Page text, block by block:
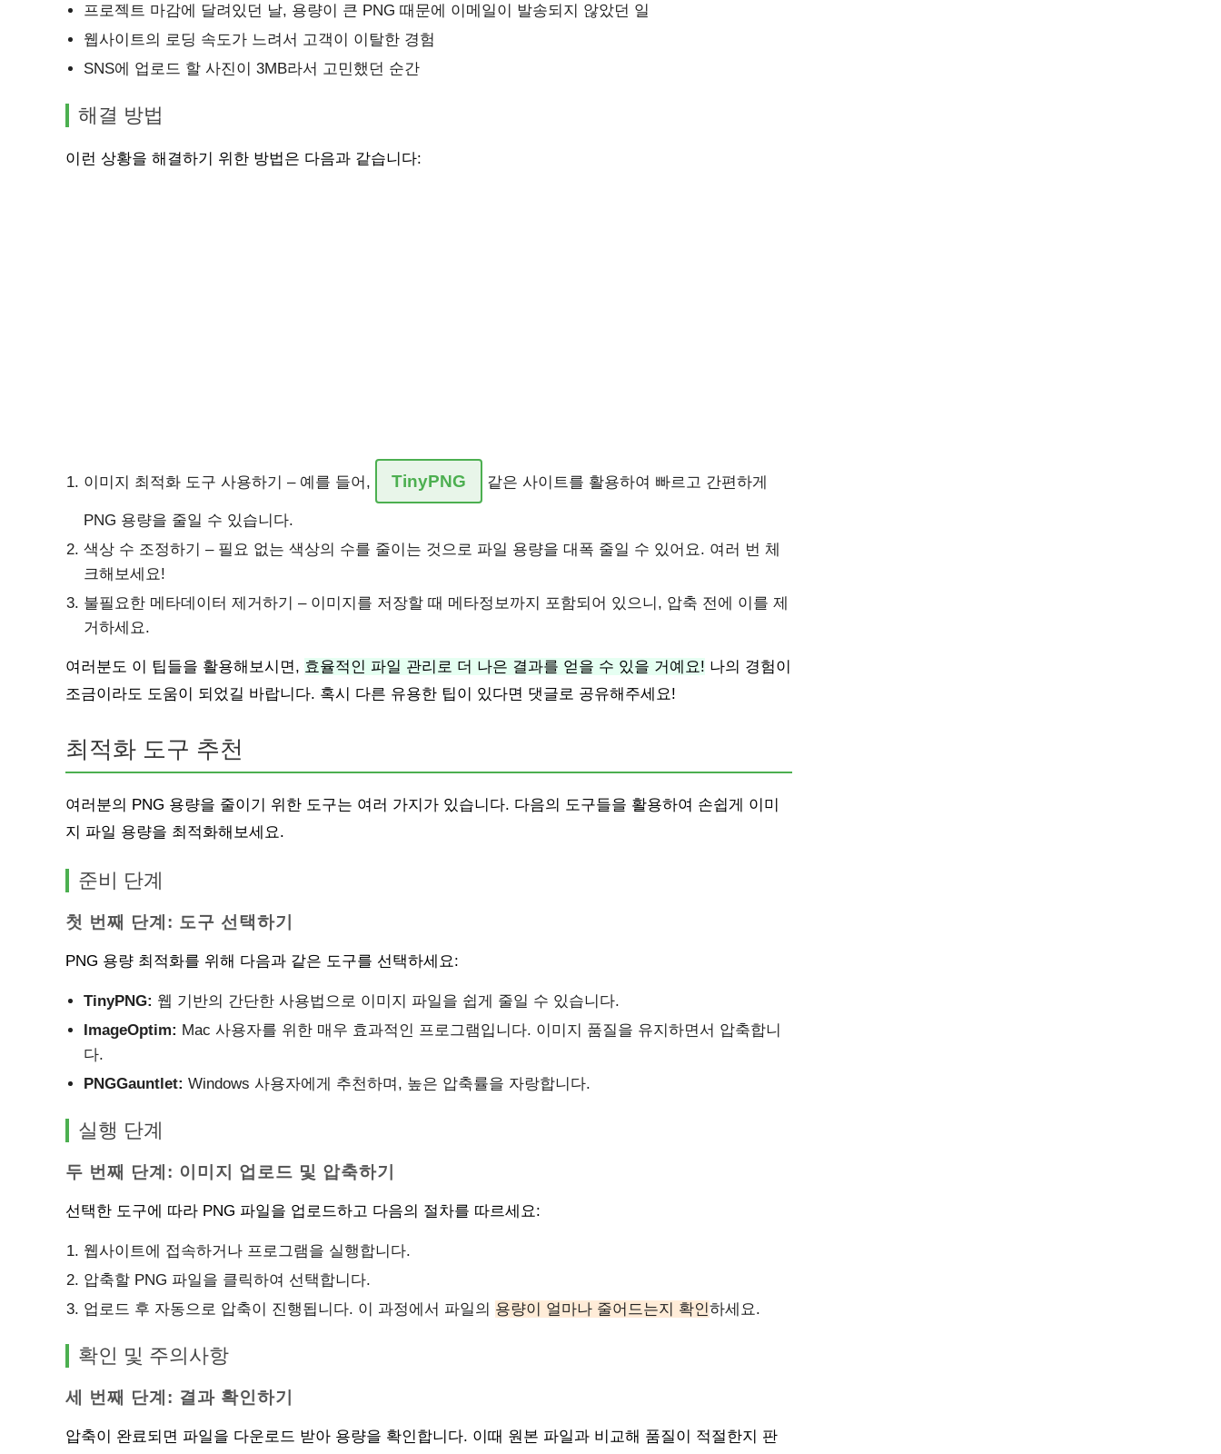
프로젝트 마감에 달려있던 날, 용량이 큰 PNG 때문에 이메일이 발송되지 않았던 일
웹사이트의 로딩 속도가 느려서 고객이 이탈한 경험
SNS에 업로드 할 사진이 3MB라서 고민했던 순간
해결 방법
이런 상황을 해결하기 위한 방법은 다음과 같습니다:
이미지 최적화 도구 사용하기 – 예를 들어, TinyPNG 같은 사이트를 활용하여 빠르고 간편하게
PNG 용량을 줄일 수 있습니다.
색상 수 조정하기 – 필요 없는 색상의 수를 줄이는 것으로 파일 용량을 대폭 줄일 수 있어요. 여러 번 체
크해보세요!
불필요한 메타데이터 제거하기 – 이미지를 저장할 때 메타정보까지 포함되어 있으니, 압축 전에 이를 제
거하세요.
여러분도 이 팁들을 활용해보시면, 효율적인 파일 관리로 더 나은 결과를 얻을 수 있을 거예요! 나의 경험이
조금이라도 도움이 되었길 바랍니다. 혹시 다른 유용한 팁이 있다면 댓글로 공유해주세요!
최적화 도구 추천
여러분의 PNG 용량을 줄이기 위한 도구는 여러 가지가 있습니다. 다음의 도구들을 활용하여 손쉽게 이미
지 파일 용량을 최적화해보세요.
준비 단계
첫 번째 단계: 도구 선택하기
PNG 용량 최적화를 위해 다음과 같은 도구를 선택하세요:
TinyPNG: 웹 기반의 간단한 사용법으로 이미지 파일을 쉽게 줄일 수 있습니다.
ImageOptim: Mac 사용자를 위한 매우 효과적인 프로그램입니다. 이미지 품질을 유지하면서 압축합니
다.
PNGGauntlet: Windows 사용자에게 추천하며, 높은 압축률을 자랑합니다.
실행 단계
두 번째 단계: 이미지 업로드 및 압축하기
선택한 도구에 따라 PNG 파일을 업로드하고 다음의 절차를 따르세요:
웹사이트에 접속하거나 프로그램을 실행합니다.
압축할 PNG 파일을 클릭하여 선택합니다.
업로드 후 자동으로 압축이 진행됩니다. 이 과정에서 파일의 용량이 얼마나 줄어드는지 확인하세요.
확인 및 주의사항
세 번째 단계: 결과 확인하기
압축이 완료되면 파일을 다운로드 받아 용량을 확인합니다. 이때 원본 파일과 비교해 품질이 적절한지 판